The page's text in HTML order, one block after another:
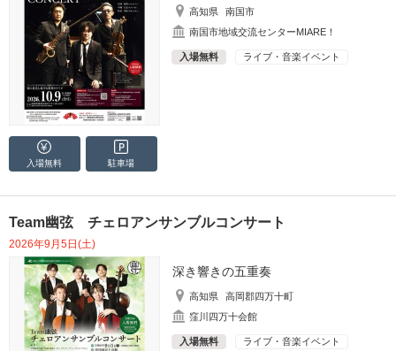
高知県
南国市
南国市地域交流センターMIARE！
入場無料 ライブ・音楽イベント
入場無料 駐車場
Team幽弦 チェロアンサンブルコンサート
2026年9月5日(土)
深き響きの五重奏
高知県
高岡郡四万十町
窪川四万十会館
入場無料 ライブ・音楽イベント